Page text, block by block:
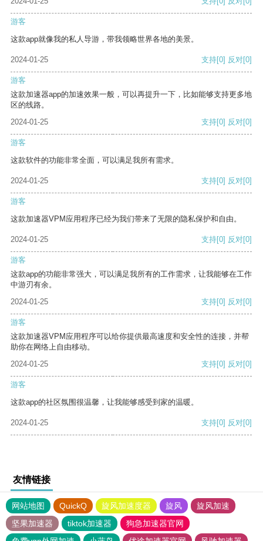
游客
这款app就像我的私人导游，带我领略世界各地的美景。
2024-01-25 支持[0] 反对[0]
游客
这款加速器app的加速效果一般，可以再提升一下，比如能够支持更多地
区的线路。
2024-01-25
支持[0] 反对[0]
游客
这款软件的功能非常全面，可以满足我所有需求。
2024-01-25 支持[0] 反对[0]
游客
这款加速器VPM应用程序已经为我们带来了无限的隐私保护和自由。
2024-01-25 支持[0] 反对[0]
游客
这款app的功能非常强大，可以满足我所有的工作需求，让我能够在工作
中游刃有余。
2024-01-25
支持[0] 反对[0]
游客
这款加速器VPM应用程序可以给你提供最高速度和安全性的连接，并帮
助你在网络上自由移动。
2024-01-25
支持[0] 反对[0]
游客
这款app的社区氛围很温馨，让我能够感受到家的温暖。
2024-01-25 支持[0] 反对[0]
友情链接
网站地图 QuickQ 旋风加速度器 旋风
旋风加速
坚果加速器
tiktok加速器
狗急加速器官网